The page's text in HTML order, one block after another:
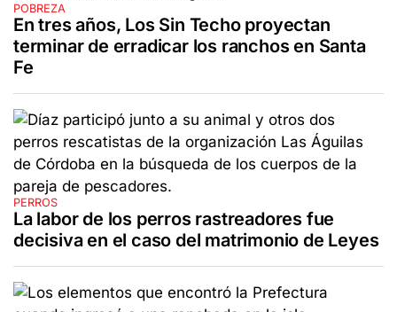
POBREZA
En tres años, Los Sin Techo proyectan
terminar de erradicar los ranchos en Santa
Fe
PERROS
La labor de los perros rastreadores fue
decisiva en el caso del matrimonio de Leyes